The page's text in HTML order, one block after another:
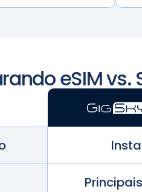
eSIM vs.